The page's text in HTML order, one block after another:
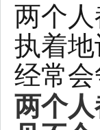
两个
执着
经常
两个